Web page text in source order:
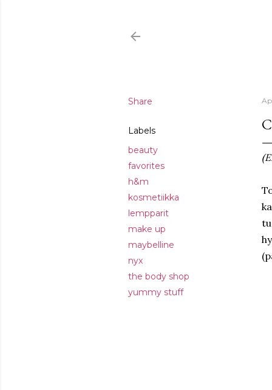
Share
Labels
beauty
favorites
h&m
kosmetiikka
lempparit
make up
maybelline
nyx
the body shop
yummy stuff